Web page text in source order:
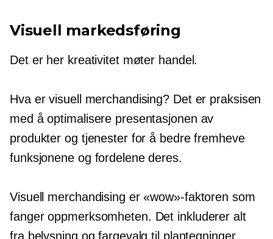
Visuell markedsføring
Det er her kreativitet møter handel.
Hva er visuell merchandising? Det er praksisen
med å optimalisere presentasjonen av
produkter og tjenester for å bedre fremheve
funksjonene og fordelene deres.
Visuell merchandising er «wow»-faktoren som
fanger oppmerksomheten. Det inkluderer alt
fra belysning og fargevalg til plantegninger,